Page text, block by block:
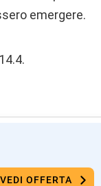
emergere.
VEDI OFFERTA